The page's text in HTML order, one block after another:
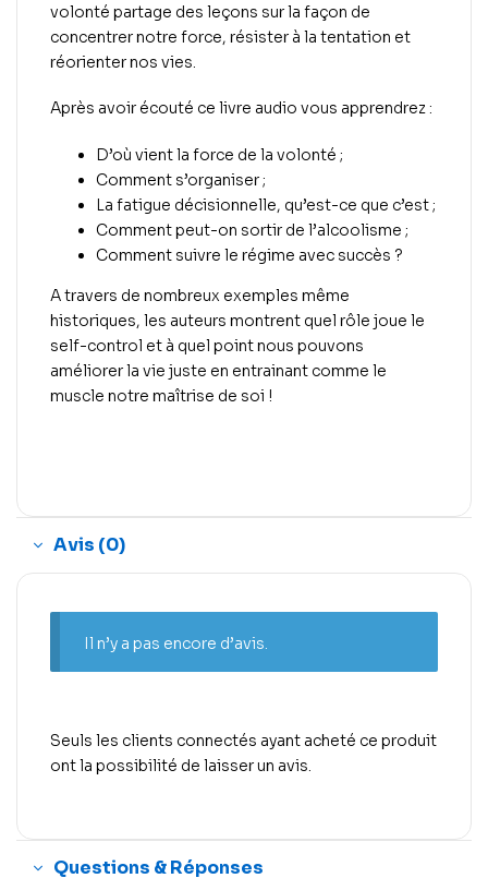
volonté partage des leçons sur la façon de
concentrer notre force, résister à la tentation et
réorienter nos vies.
Après avoir écouté ce livre audio vous apprendrez :
D’où vient la force de la volonté ;
Comment s’organiser ;
La fatigue décisionnelle, qu’est-ce que c’est ;
Comment peut-on sortir de l’alcoolisme ;
Comment suivre le régime avec succès ?
A travers de nombreux exemples même
historiques, les auteurs montrent quel rôle joue le
self-control et à quel point nous pouvons
améliorer la vie juste en entrainant comme le
muscle notre maîtrise de soi !
Avis (0)
Il n’y a pas encore d’avis.
Seuls les clients connectés ayant acheté ce produit
ont la possibilité de laisser un avis.
Questions & Réponses